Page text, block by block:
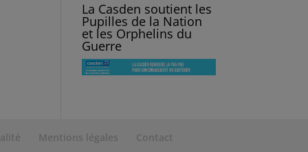
La Casden soutient les
Pupilles de la Nation
et les Orphelins du
Guerre
Mentions légales Contact